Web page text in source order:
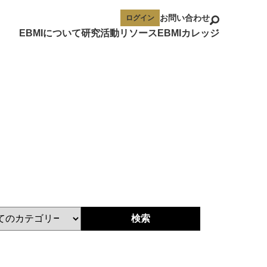
EBMIについて研究活動リソース EBMIカレッジ
ログイン お問い合わせ
検索